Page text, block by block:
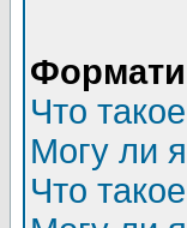
Что
Могу ли
Что